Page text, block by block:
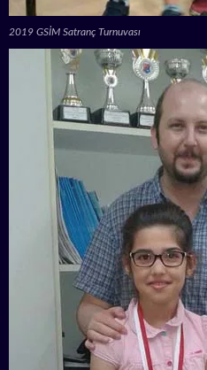
2019 GSİM Satranç Turnuvası